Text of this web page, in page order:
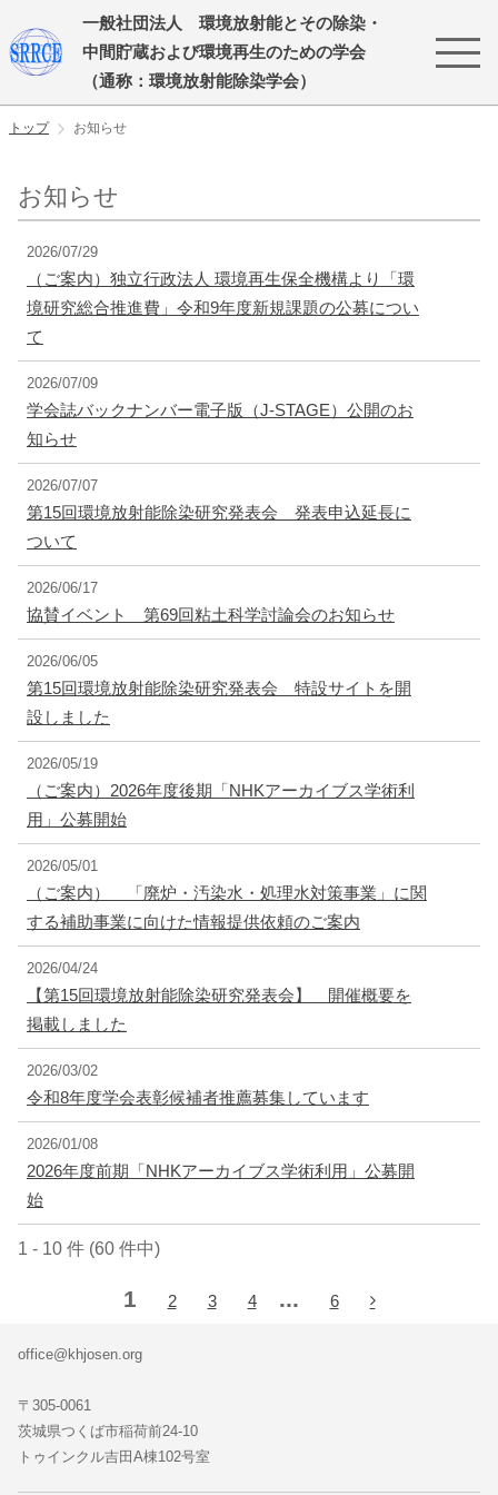
一般社団法人 環境放射能とその除染・
中間貯蔵および環境再生のための学会
（通称：環境放射能除染学会）
トップ お知らせ
お知らせ
2026/07/29
（ご案内）独立行政法人 環境再生保全機構より「環
境研究総合推進費」令和9年度新規課題の公募につい
て
2026/07/09
学会誌バックナンバー電子版（J-STAGE）公開のお
知らせ
2026/07/07
第15回環境放射能除染研究発表会 発表申込延長に
ついて
2026/06/17
協賛イベント 第69回粘土科学討論会のお知らせ
2026/06/05
第15回環境放射能除染研究発表会 特設サイトを開
設しました
2026/05/19
（ご案内）2026年度後期「NHKアーカイブス学術利
用」公募開始
2026/05/01
（ご案内） 「廃炉・汚染水・処理水対策事業」に関
する補助事業に向けた情報提供依頼のご案内
2026/04/24
【第15回環境放射能除染研究発表会】 開催概要を
掲載しました
2026/03/02
令和8年度学会表彰候補者推薦募集しています
2026/01/08
2026年度前期「NHKアーカイブス学術利用」公募開
始
1 - 10 件 (60 件中)
1 2 3 4 ... 6
office@khjosen.org
〒305-0061
茨城県つくば市稲荷前24-10
トゥインクル吉田A棟102号室